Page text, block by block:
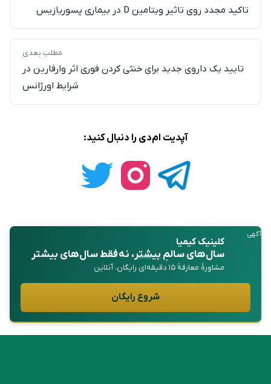
تاکید مجدد روی تاثیر ویتامین D در بیماری پسوریازیس
مطلب بعدی
تایید یک داروی جدید برای خنثی‌ کردن فوری اثر وارفارین در
شرایط اورژانس
آپدیت ام‌دی را دنبال کنید:
آگهی
کلینیک کیمیا
سال‌های سالمِبیشتر، نه فقط سال‌های بیشتر
مشاورهٔ معارفهٔ ۱۵ دقیقه‌ای رایگان، آنلاین
شروع رایگان